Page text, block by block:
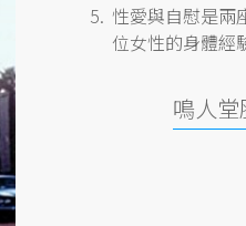
性愛與自慰是兩
位女性的身體經
鳴人堂